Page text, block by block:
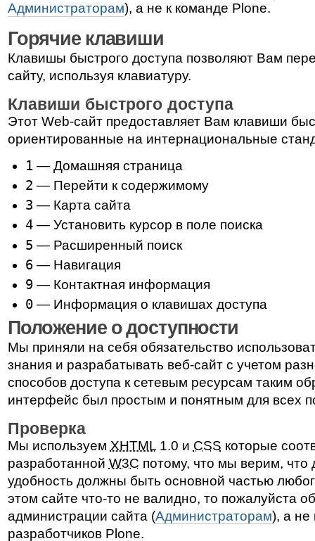
Администраторам), а не к команде Plone.
Горячие клавиши
Клавишы быстрого доступа позволяют Вам
сайту, используя клавиатуру.
Клавиши быстрого доступа
Этот Web-сайт предоставляет Вам клавиши
ориентированные на интернациональные
1 — Домашняя страница
2 — Перейти к содержимому
3 — Карта сайта
4 — Установить курсор в поле поиска
5 — Расширенный поиск
6 — Навигация
9 — Контактная информация
0 — Информация о клавишах доступа
Положение о доступности
Мы приняли на себя обязательство
знания и разрабатывать веб-сайт с учетом
способов доступа к сетевым ресурсам таким
интерфейс был простым и понятным для всех
Проверка
Мы используем XHTML1.0 и CSS которые
разработанной W3C потому, что мы верим, что
удобность должны быть основной частью
этом сайте что-то не валидно, то пожалуйста
администрации сайта (Администраторам), а не
разработчиков Plone.